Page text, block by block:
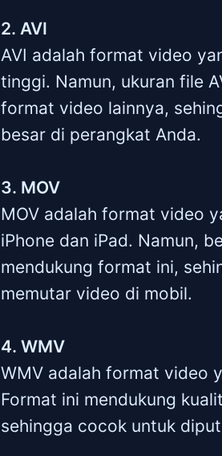
2. AVI
AVI adalah format video
tinggi. Namun, ukuran file
format video lainnya,
besar di perangkat Anda.
3. MOV
MOV adalah format video
iPhone dan iPad. Namun,
mendukung format ini,
memutar video di mobil.
4. WMV
WMV adalah format video
Format ini mendukung
sehingga cocok untuk